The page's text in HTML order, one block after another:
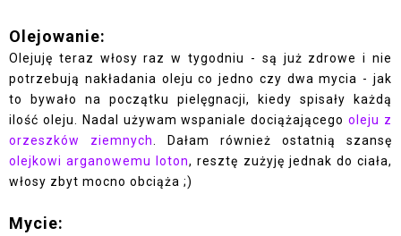
Olejowanie:
Olejuję teraz włosy raz w tygodniu - są już zdrowe i nie
potrzebują nakładania oleju co jedno czy dwa mycia - jak
to bywało na początku pielęgnacji, kiedy spisały każdą
ilość oleju. Nadal używam wspaniale dociążającegooleju z
orzeszków ziemnych
. Dałam również ostatnią szansę
olejkowi arganowemu loton, resztę zużyję jednak do ciała,
włosy zbyt mocno obciąża ;)
Mycie: